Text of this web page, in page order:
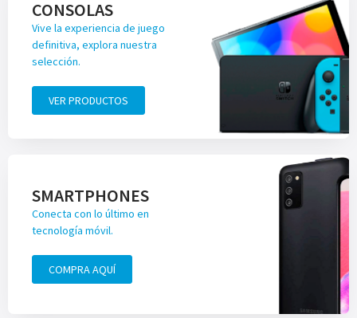
CONSOLAS
Vive la experiencia de juego
definitiva, explora nuestra
selección.
VER PRODUCTOS
SMARTPHONES
Conecta con lo último en
tecnología móvil.
COMPRA AQUÍ